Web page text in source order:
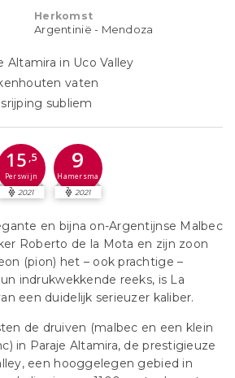
Herkomst
Argentinië - Mendoza
Altamira in Uco Valley
vaten
subliem
15 ,5
Perswijn
2021
9
Hamersma
2021
en bijna on-Argentijnse Malbec
Roberto de la Mota en zijn zoon
(pion) het – ook prachtige –
indrukwekkende reeks, is La
een duidelijk serieuzer kaliber.
de druiven (malbec en een klein
in Paraje Altamira, de prestigieuze
een hooggelegen gebied in